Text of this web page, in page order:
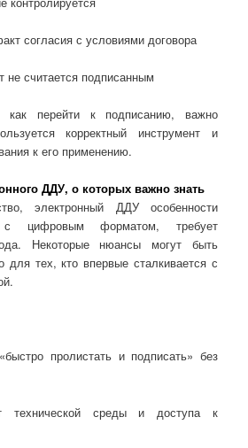
согласия с условиями договора
не считается подписанным
перейти к подписанию, важно
корректный инструмент и
к его применению.
ДДУ, о которых важно знать
электронный ДДУ особенности
с цифровым форматом, требует
Некоторые нюансы могут быть
для тех, кто впервые сталкивается с
пролистать и подписать» без
технической среды и доступа к